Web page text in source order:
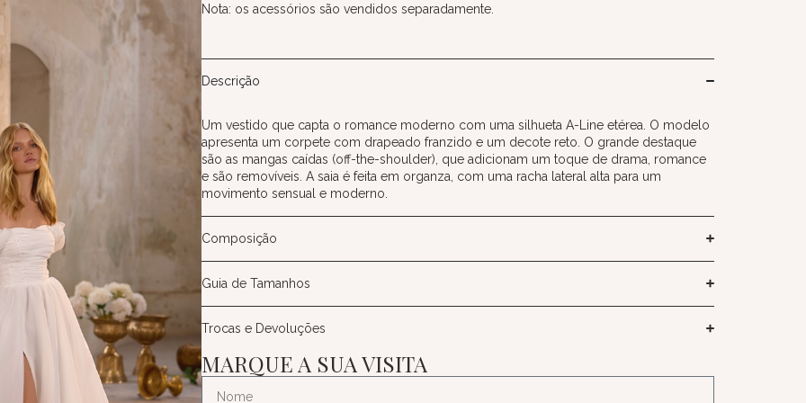
Nota: os acessórios são vendidos separadamente.
Descrição
Um vestido que capta o romance moderno com uma silhueta A-Line etérea. O modelo
apresenta um corpete com drapeado franzido e um decote reto. O grande destaque
são as mangas caídas (off-the-shoulder), que adicionam um toque de drama, romance
e são removíveis. A saia é feita em organza, com uma racha lateral alta para um
movimento sensual e moderno.
Composição
Guia de Tamanhos
Trocas e Devoluções
MARQUE A SUA VISITA